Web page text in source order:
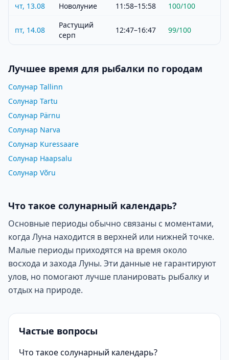
чт, 13.08
Новолуние 11:58–15:58 100/100
пт, 14.08
Растущий
серп
12:47–16:47 99/100
Лучшее время для рыбалки по городам
Солунар Tallinn
Солунар Tartu
Солунар Pärnu
Солунар Narva
Солунар Kuressaare
Солунар Haapsalu
Солунар Võru
Что такое солунарный календарь?
Основные периоды обычно связаны с моментами,
когда Луна находится в верхней или нижней точке.
Малые периоды приходятся на время около
восхода и захода Луны. Эти данные не гарантируют
улов, но помогают лучше планировать рыбалку и
отдых на природе.
Частые вопросы
Что такое солунарный календарь?